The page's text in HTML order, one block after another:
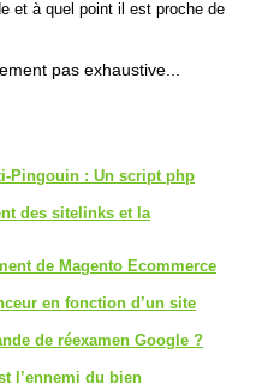
et à quel point il est proche de
pas exhaustive...
Pingouin : Un script php
des sitelinks et la
de Magento Ecommerce
en fonction d’un site
de réexamen Google ?
l’ennemi du bien